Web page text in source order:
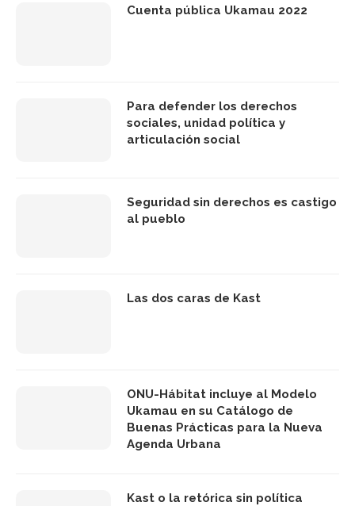
Cuenta pública Ukamau 2022
Para defender los derechos
sociales, unidad política y
articulación social
Seguridad sin derechos es castigo
al pueblo
Las dos caras de Kast
ONU-Hábitat incluye al Modelo
Ukamau en su Catálogo de
Buenas Prácticas para la Nueva
Agenda Urbana
Kast o la retórica sin política